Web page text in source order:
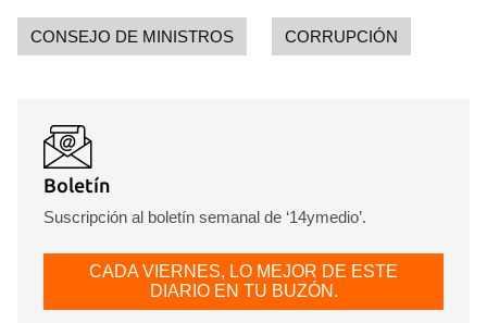
CONSEJO DE MINISTROS CORRUPCIÓN
Boletín
Suscripción al boletín semanal de ‘14ymedio’.
CADA VIERNES, LO MEJOR DE ESTE
DIARIO EN TU BUZÓN.